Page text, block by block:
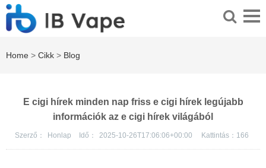
Home > Cikk > Blog
E cigi hírek minden nap friss e cigi hírek legújabb
információk az e cigi hírek világából
Szerző： Honlap Idő： 2025-10-26T17:06:06+00:00 Kattintás： 166